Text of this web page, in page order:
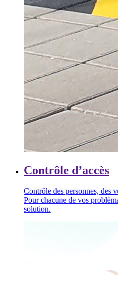
Contrôle d’accès
Contrôle des personnes,
Pour chacune de vos
solution.